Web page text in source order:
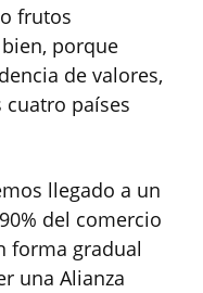
frutos
porque
de valores,
países
llegado a un
del comercio
forma gradual
una Alianza